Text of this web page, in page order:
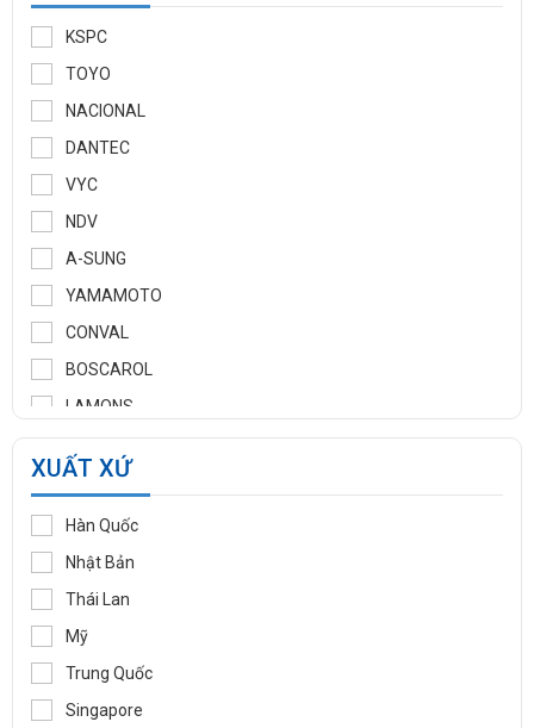
KSPC
TOYO
NACIONAL
DANTEC
VYC
NDV
A-SUNG
YAMAMOTO
CONVAL
BOSCAROL
LAMONS
MANNTEK
KLINGER
WOOJU GASPACK
DIDTEK
RITAG
GASSO
SAMYANG
TOZEN
XUẤT XỨ
Hàn Quốc
Nhật Bản
Thái Lan
Mỹ
Trung Quốc
Singapore